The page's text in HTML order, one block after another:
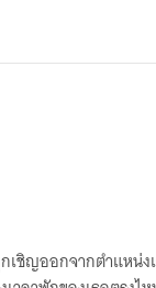
ชิญออกจากตำแหน่ง